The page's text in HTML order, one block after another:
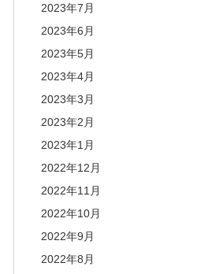
2023年7月
2023年6月
2023年5月
2023年4月
2023年3月
2023年2月
2023年1月
2022年12月
2022年11月
2022年10月
2022年9月
2022年8月